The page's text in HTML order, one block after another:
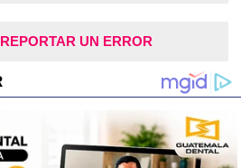
REPORTAR UN ERROR